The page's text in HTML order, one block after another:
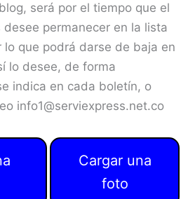
será por el tiempo que el
permanecer en la lista
lo que podrá darse de baja en
lo desee, de forma
indica en cada boletín, o
info1@serviexpress.net.co
Cargar una
foto